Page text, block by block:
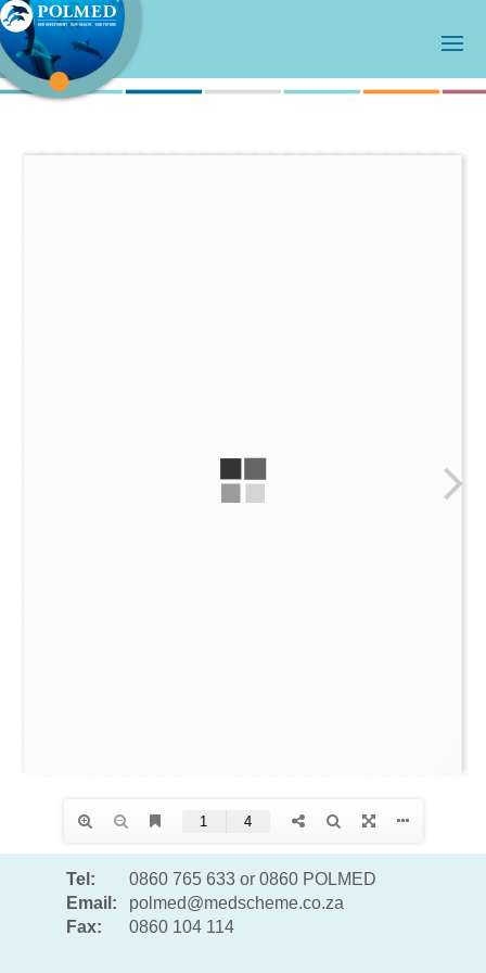
Tel:
0860 765 633 or 0860 POLMED
Email:
polmed@medscheme.co.za
Fax:
0860 104 114